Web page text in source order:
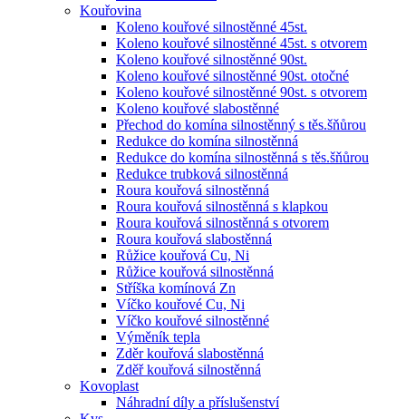
Kouřovina
Koleno kouřové silnostěnné 45st.
Koleno kouřové silnostěnné 45st. s otvorem
Koleno kouřové silnostěnné 90st.
Koleno kouřové silnostěnné 90st. otočné
Koleno kouřové silnostěnné 90st. s otvorem
Koleno kouřové slabostěnné
Přechod do komína silnostěnný s těs.šňůrou
Redukce do komína silnostěnná
Redukce do komína silnostěnná s těs.šňůrou
Redukce trubková silnostěnná
Roura kouřová silnostěnná
Roura kouřová silnostěnná s klapkou
Roura kouřová silnostěnná s otvorem
Roura kouřová slabostěnná
Růžice kouřová Cu, Ni
Růžice kouřová silnostěnná
Stříška komínová Zn
Víčko kouřové Cu, Ni
Víčko kouřové silnostěnné
Výměník tepla
Zděr kouřová slabostěnná
Zděř kouřová silnostěnná
Kovoplast
Náhradní díly a příslušenství